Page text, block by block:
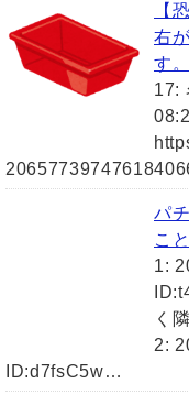
【
右
す
17:
パ
こと
1:
く
2:
ID:d7fsC5w…